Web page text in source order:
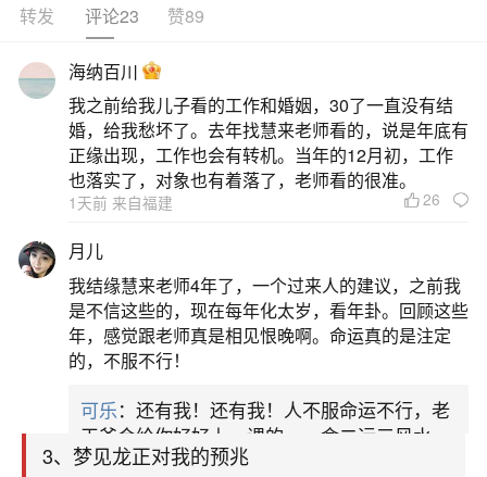
时候却派不上用场，还可能是错误的知识。这两天
可信。真的下不了决定的事还是改天吧，总比选择
错误要好多了。不过另一方面与一度感情交恶、呈
敌对状态的人则有重新修复关系的契机，好好把握
利用吧
2、梦见老虎攻击我,预示着什么？
综上所述，梦见老虎攻击你并不一定是坏事，
它可能是你内心深处的一种呼唤，提醒你面对困难
时要保持勇气和信心，积极寻找解决问题的方法。
通过这一过程，你将不断成长和进步。
3、梦见龙正对我的预兆
转发 评论23 赞89
海纳百川
我之前给我儿子看的工作和婚姻，30了一直没有结
婚，给我愁坏了。去年找慧来老师看的，说是年底有
正缘出现，工作也会有转机。当年的12月初，工作
也落实了，对象也有着落了，老师看的很准。
1天前 来自福建 26
月儿
我结缘慧来老师4年了，一个过来人的建议，之前我
是不信这些的，现在每年化太岁，看年卦。回顾这些
年，感觉跟老师真是相见恨晚啊。命运真的是注定
的，不服不行！
可乐：还有我！还有我！人不服命运不行，老
天爷会给你好好上一课的。一命二运三风水，
哪样不服都不行！